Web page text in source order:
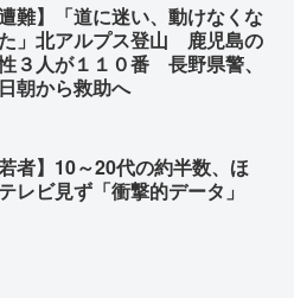
遭難】「道に迷い、動けなくな
」北アルプス登山 鹿児島の
３人が１１０番 長野県警、
朝から救助へ
若者】10～20代の約半数、ほ
レビ見ず「衝撃的データ」